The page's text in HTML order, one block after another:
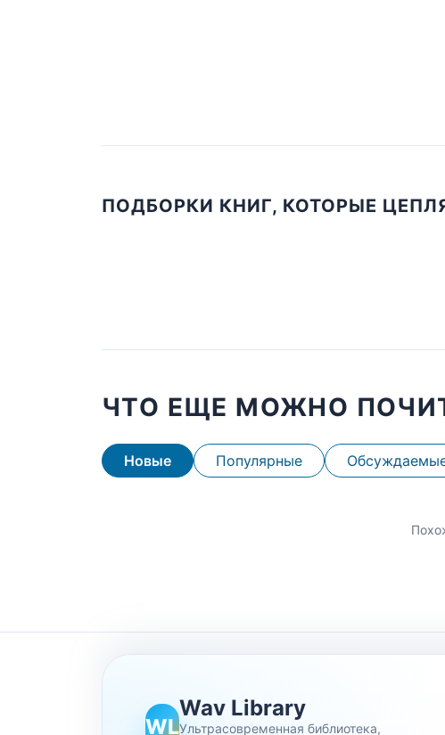
ПОДБОРКИ КНИГ, КОТОРЫЕ
ЧТО ЕЩЕ МОЖНО
Новые Популярные
WL
Wav Library
Ультрасовременная библиотека,